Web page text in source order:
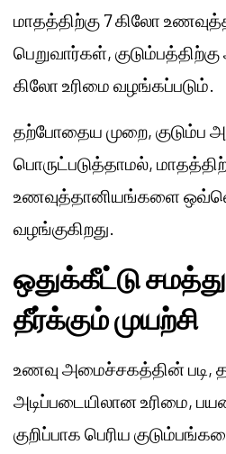
மாதத்திற்கு 7 கிலோ
பெறுவார்கள்,
கிலோ உரிமை வழங்கப்படும்.
தற்போதைய முறை, குடும்ப
பொருட்படுத்தாமல்,
உணவுத்தானியங்களை
வழங்குகிறது.
ஒதுக்கீட்டு
தீர்க்கும் முயற்சி
உணவு அமைச்சகத்தின் படி,
அடிப்படையிலான உரிமை,
குறிப்பாக பெரிய